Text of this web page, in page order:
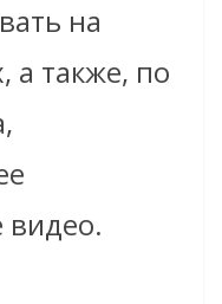
на
а также, по
видео.